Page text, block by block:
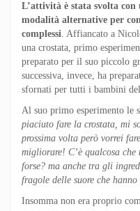
L’attività è stata svolta con
modalità alternative per
complessi. Affiancato a
una crostata, primo
preparato per il suo piccolo
successiva, invece, ha
sfornati per tutti i bambini
Al suo primo esperimento le
piaciuto fare la crostata, mi
prossima volta però vorrei
migliorare! C’è qualcosa
forse? ma anche tra gli
fragole delle suore che
Insomma non era proprio